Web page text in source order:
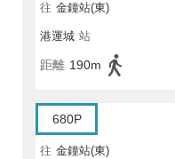
往 金鐘站(東)
港運城 站
距離 190m
680P
往 金鐘站(東)